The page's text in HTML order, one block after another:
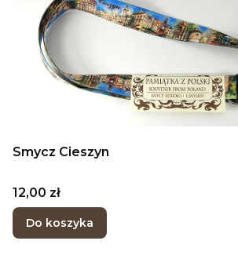
Smycz Cieszyn
Cena
12,00 zł
Do koszyka